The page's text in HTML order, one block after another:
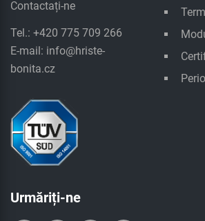
Contactați-ne
Tel.: +420 775 709 266
E-mail: info@hriste-
bonita.cz
Urmăriți-ne